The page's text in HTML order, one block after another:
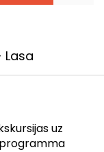
Lasa
uz